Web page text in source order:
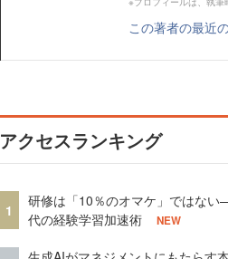
この著者の最近
アクセスランキング
1
研修は「10％のオマケ」ではな
代の経験学習加速術
NEW